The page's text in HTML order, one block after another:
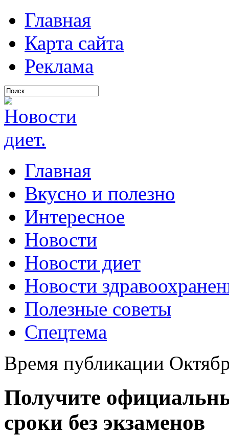
Главная
Карта сайта
Реклама
Главная
Вкусно и полезно
Интересное
Новости
Новости диет
Новости
Полезные советы
Спецтема
Время публикации
Получите
сроки без экзаменов